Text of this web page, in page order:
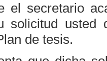
el secretario
solicitud usted
de tesis.